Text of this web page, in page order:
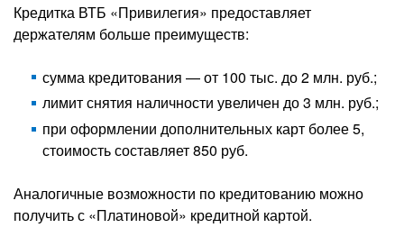
Кредитка ВТБ «Привилегия» предоставляет
держателям больше преимуществ:
сумма кредитования — от 100 тыс. до 2 млн. руб.;
лимит снятия наличности увеличен до 3 млн. руб.;
при оформлении дополнительных карт более 5,
стоимость составляет 850 руб.
Аналогичные возможности по кредитованию можно
получить с «Платиновой» кредитной картой.